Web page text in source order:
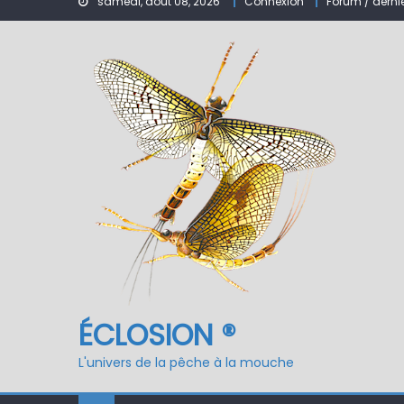
Nymphe pour NAV –
ÉCLOSION ®
L'univers de la pêche à la mouche